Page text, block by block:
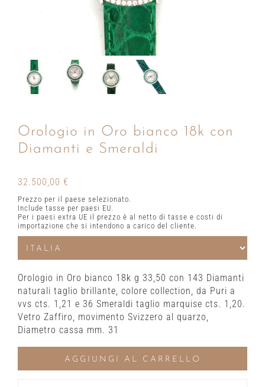
Orologio in Oro bianco 18k con
Diamanti e Smeraldi
32.500,00 €
Prezzo per il paese selezionato.
Include tasse per paesi EU.
Per i paesi extra UE il prezzo è al netto di tasse e costi di
importazione che si intendono a carico del cliente.
Orologio in Oro bianco 18k g 33,50 con 143 Diamanti
naturali taglio brillante, colore collection, da Puri a
vvs cts. 1,21 e 36 Smeraldi taglio marquise cts. 1,20.
Vetro Zaffiro, movimento Svizzero al quarzo,
Diametro cassa mm. 31
AGGIUNGI AL CARRELLO